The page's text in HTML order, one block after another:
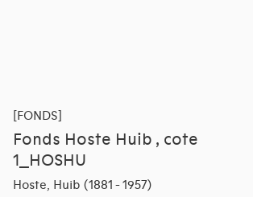
[FONDS]
Fonds Hoste Huib , cote
1_HOSHU
Hoste, Huib (1881 - 1957)